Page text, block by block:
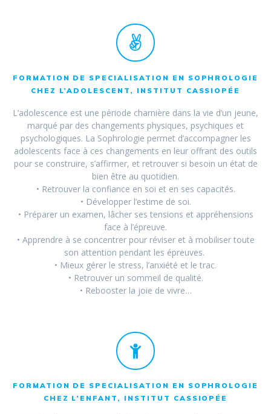
FORMATION DE SPECIALISATION EN SOPHROLOGIE
CHEZ L’ADOLESCENT, INSTITUT CASSIOPÉE
L’adolescence est une période charnière dans la vie d’un jeune,
marqué par des changements physiques, psychiques et
psychologiques. La Sophrologie permet d’accompagner les
adolescents face à ces changements en leur offrant des outils
pour se construire, s’affirmer, et retrouver si besoin un état de
bien être au quotidien.
• Retrouver la confiance en soi et en ses capacités.
• Développer l’estime de soi.
• Préparer un examen, lâcher ses tensions et appréhensions
face à l’épreuve.
• Apprendre à se concentrer pour réviser et à mobiliser toute
son attention pendant les épreuves.
• Mieux gérer le stress, l’anxiété et le trac.
• Retrouver un sommeil de qualité.
• Rebooster la joie de vivre…
FORMATION DE SPECIALISATION EN SOPHROLOGIE
CHEZ L’ENFANT, INSTITUT CASSIOPÉE